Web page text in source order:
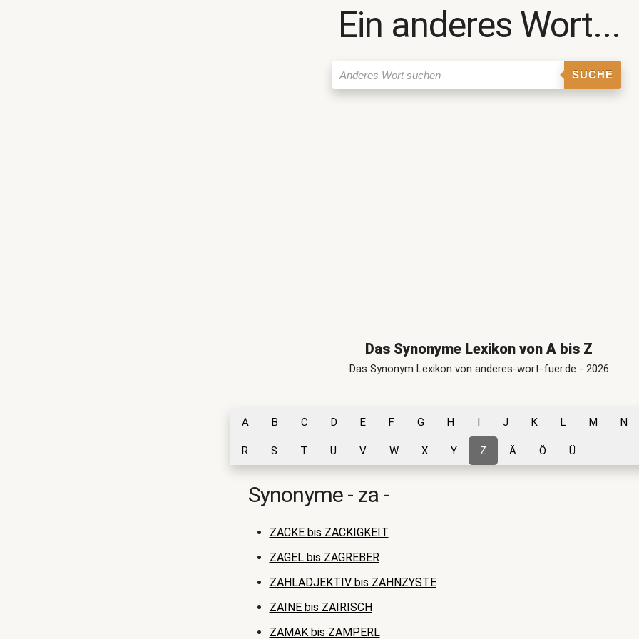
Ein anderes Wort...
SUCHE
Das Synonyme Lexikon von A bis Z
Das Synonym Lexikon von anderes-wort-fuer.de - 2026
A B C D E F G H I J K L M N
R S T U V W X Y Z Ä Ö Ü
Synonyme - za -
ZACKE bis ZACKIGKEIT
ZAGEL bis ZAGREBER
ZAHLADJEKTIV bis ZAHNZYSTE
ZAINE bis ZAIRISCH
ZAMAK bis ZAMPERL